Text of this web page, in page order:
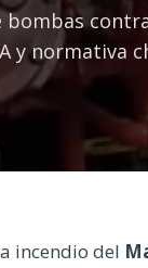
bombas
y normativa
incendio del